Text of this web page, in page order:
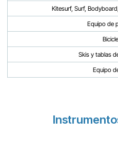
Kitesurf, Surf,
Equipo de
Skis y tablas
Equipo